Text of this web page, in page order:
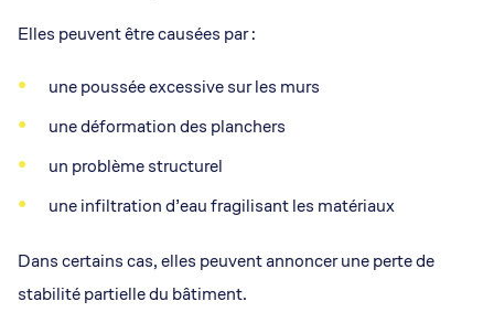
Elles peuvent être causées par :
une poussée excessive sur les murs
une déformation des planchers
un problème structurel
une infiltration d’eau fragilisant les matériaux
Dans certains cas, elles peuvent annoncer une perte de
stabilité partielle du bâtiment.